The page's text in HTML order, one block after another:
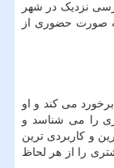
نزدیک در شهر
به صورت حضوری از
می کند و او
را می شناسد و
و کاربردی ترین
را از هر لحاظ